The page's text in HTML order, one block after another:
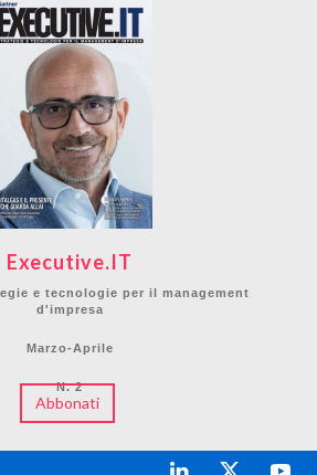
Executive.IT
e tecnologie per il management
d'impresa
Marzo-Aprile
N. 2
Abbonati